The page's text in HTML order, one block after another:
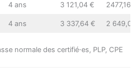
4 ans 3 121,04 € 2477,16 €
4 ans 3 337,64 € 2 649,08
normale des certifié⋅es, PLP, CPE